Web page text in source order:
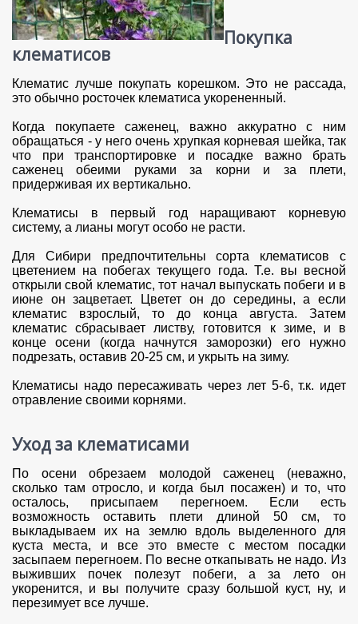
Покупка
клематисов
Клематис лучше покупать корешком. Это не рассада,
это обычно росточек клематиса укорененный.
Когда покупаете саженец, важно аккуратно с ним
обращаться - у него очень хрупкая корневая шейка, так
что при транспортировке и посадке важно брать
саженец обеими руками за корни и за плети,
придерживая их вертикально.
Клематисы в первый год наращивают корневую
систему, а лианы могут особо не расти.
Для Сибири предпочтительны сорта клематисов с
цветением на побегах текущего года. Т.е. вы весной
открыли свой клематис, тот начал выпускать побеги и в
июне он зацветает. Цветет он до середины, а если
клематис взрослый, то до конца августа. Затем
клематис сбрасывает листву, готовится к зиме, и в
конце осени (когда начнутся заморозки) его нужно
подрезать, оставив 20-25 см, и укрыть на зиму.
Клематисы надо пересаживать через лет 5-6, т.к. идет
отравление своими корнями.
Уход за клематисами
По осени обрезаем молодой саженец (неважно,
сколько там отросло, и когда был посажен) и то, что
осталось, присыпаем перегноем. Если есть
возможность оставить плети длиной 50 см, то
выкладываем их на землю вдоль выделенного для
куста места, и все это вместе с местом посадки
засыпаем перегноем. По весне откапывать не надо. Из
выживших почек полезут побеги, а за лето он
укоренится, и вы получите сразу большой куст, ну, и
перезимует все лучше.